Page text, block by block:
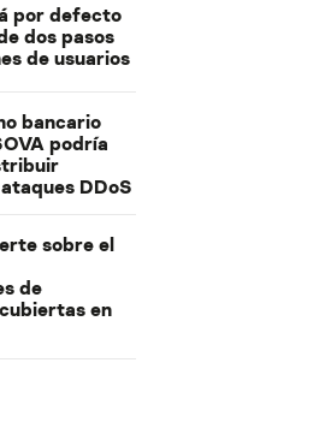
por defecto
dos pasos
de usuarios
bancario
podría
DDoS
sobre el
de
en